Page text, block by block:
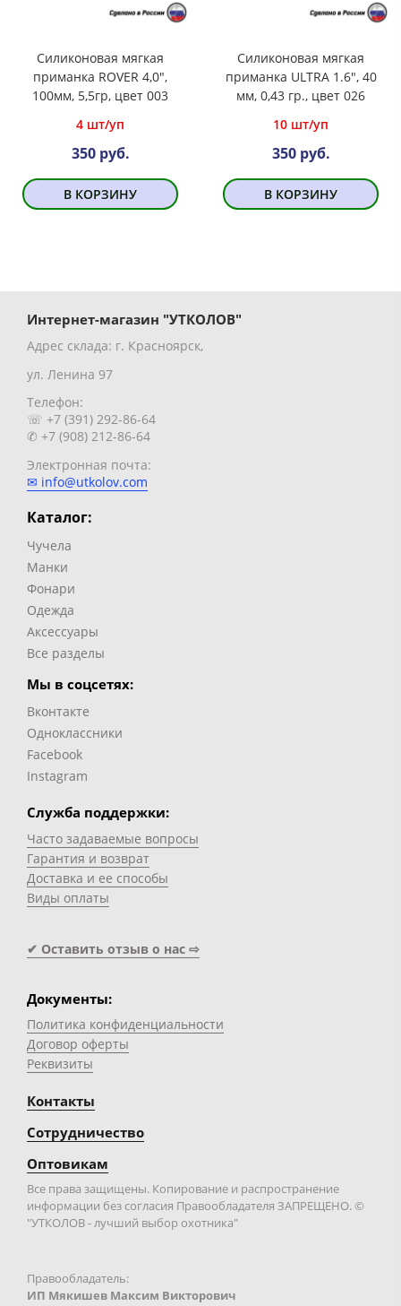
Силиконовая мягкая
приманка ROVER 4,0",
100мм, 5,5гр, цвет 003
4 шт/уп
350 руб.
В КОРЗИНУ
Силиконовая мягкая
приманка ULTRA 1.6", 40
мм, 0,43 гр., цвет 026
10 шт/уп
350 руб.
В КОРЗИНУ
Интернет-магазин "УТКОЛОВ"
Адрес склада: г. Красноярск,
ул. Ленина 97
Телефон:
☏ +7 (391) 292-86-64
✆ +7 (908) 212-86-64
Электронная почта:
✉ info@utkolov.com
Каталог:
Чучела
Манки
Фонари
Одежда
Аксессуары
Все разделы
Мы в соцсетях:
Вконтакте
Одноклассники
Facebook
Instagram
Служба поддержки:
Часто задаваемые вопросы
Гарантия и возврат
Доставка и ее способы
Виды оплаты
✔ Оставить отзыв о нас ⇨
Документы:
Политика конфиденциальности
Договор оферты
Реквизиты
Контакты
Сотрудничество
Оптовикам
Все права защищены. Копирование и распространение
информации без согласия Правообладателя ЗАПРЕЩЕНО. ©
"УТКОЛОВ - лучший выбор охотника"
Правообладатель:
ИП Мякишев Максим Викторович